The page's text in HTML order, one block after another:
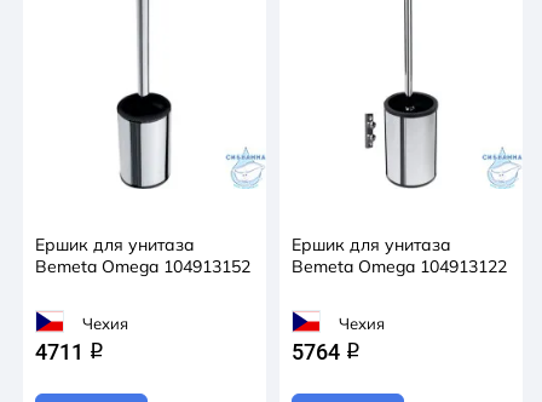
Ершик для унитаза
Bemeta Omega 104913152
Чехия
4711 q
Ершик для унитаза
Bemeta Omega 104913122
Чехия
5764 q